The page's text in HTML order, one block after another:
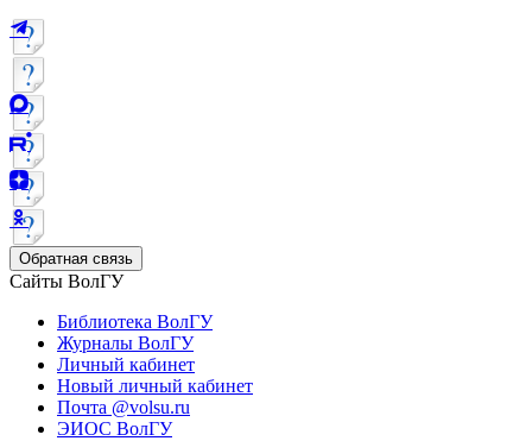
Обратная связь
Сайты ВолГУ
Библиотека ВолГУ
Журналы ВолГУ
Личный кабинет
Новый личный кабинет
Почта @volsu.ru
ЭИОС ВолГУ